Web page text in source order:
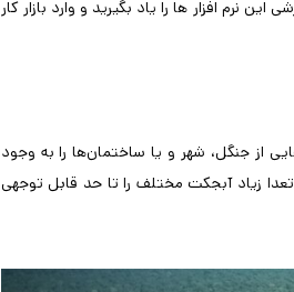
نرم افزار ها را یاد بگیرید و وارد بازار کار
از جنگل، شهر و یا ساختمان‌ها را به وجود
زیاد آبجکت مختلف را تا حد قابل توجهی